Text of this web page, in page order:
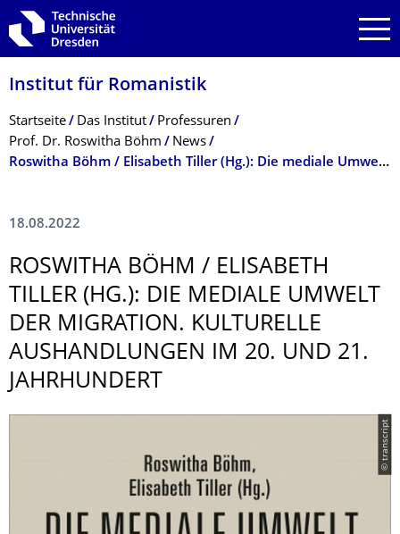
Zur Hauptnavigation springen
Zur Suche springen
Zum Inhalt springen
Institut für Romanistik
Breadcrumb-Menü
Startseite Das Institut
Professuren
Prof. Dr. Roswitha Böhm
News
Roswitha Böhm / Elisabeth Tiller (Hg.): Die mediale Umwelt der Migration, August 2022
18.08.2022
ROSWITHA BÖHM / ELISABETH
TILLER (HG.): DIE MEDIALE UMWELT
DER MIGRATION. KULTURELLE
AUSHANDLUNGEN IM 20. UND 21.
JAHRHUNDERT
© transcript